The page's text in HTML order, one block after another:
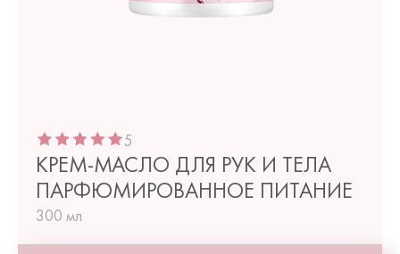
5
КРЕМ-МАСЛО ДЛЯ РУК И ТЕЛА
ПАРФЮМИРОВАННОЕ ПИТАНИЕ
300 мл